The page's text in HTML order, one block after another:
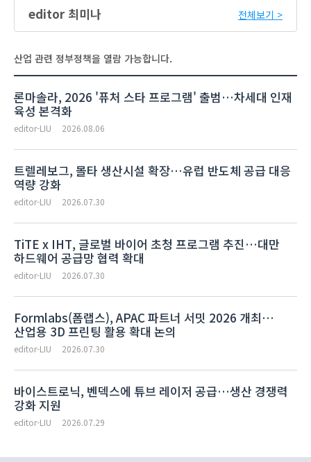
editor 최미나 전체보기 >
산업 관련 정부정책을 열람 가능합니다.
론마솔라, 2026 '퓨처 스타 프로그램' 출범…차세대 인재
육성 본격화
editor-LIU 2026.08.06
트렐레보그, 몰타 생산시설 확장…유럽 반도체 공급 대응
역량 강화
editor-LIU 2026.07.30
TiTE x IHT, 글로벌 바이어 초청 프로그램 추진…대만
하드웨어 공급망 협력 확대
editor-LIU 2026.07.30
Formlabs(폼랩스), APAC 파트너 서밋 2026 개최…
산업용 3D 프린팅 활용 확대 논의
editor-LIU 2026.07.30
바이스트로닉, 벤덱스에 튜브 레이저 공급…생산 경쟁력
강화 지원
editor-LIU 2026.07.29